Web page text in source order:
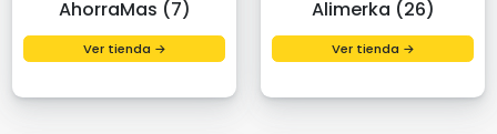
AhorraMas (7)
Ver tienda →
Alimerka (26)
Ver tienda →